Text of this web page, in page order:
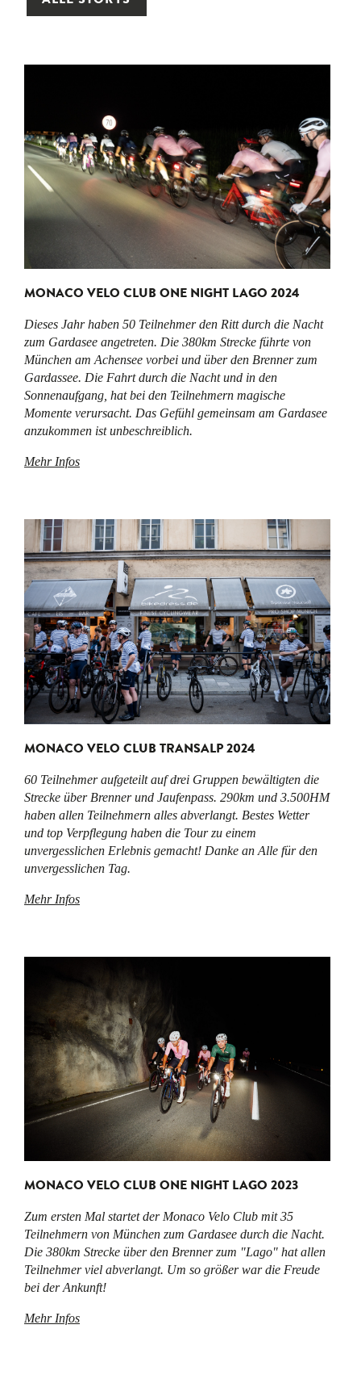
MONACO VELO CLUB ONE NIGHT LAGO 2024
Dieses Jahr haben 50 Teilnehmer den Ritt durch die Nacht
zum Gardasee angetreten. Die 380km Strecke führte von
München am Achensee vorbei und über den Brenner zum
Gardassee. Die Fahrt durch die Nacht und in den
Sonnenaufgang, hat bei den Teilnehmern magische
Momente verursacht. Das Gefühl gemeinsam am Gardasee
anzukommen ist unbeschreiblich.
Mehr Infos
MONACO VELO CLUB TRANSALP 2024
60 Teilnehmer aufgeteilt auf drei Gruppen bewältigten die
Strecke über Brenner und Jaufenpass. 290km und 3.500HM
haben allen Teilnehmern alles abverlangt. Bestes Wetter
und top Verpflegung haben die Tour zu einem
unvergesslichen Erlebnis gemacht! Danke an Alle für den
unvergesslichen Tag.
Mehr Infos
MONACO VELO CLUB ONE NIGHT LAGO 2023
Zum ersten Mal startet der Monaco Velo Club mit 35
Teilnehmern von München zum Gardasee durch die Nacht.
Die 380km Strecke über den Brenner zum "Lago" hat allen
Teilnehmer viel abverlangt. Um so größer war die Freude
bei der Ankunft!
Mehr Infos